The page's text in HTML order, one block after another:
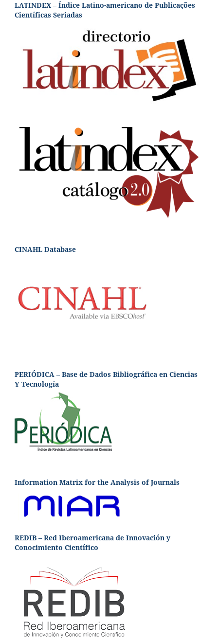
LATINDEX – Índice Latino-americano de Publicações
Científicas Seriadas
CINAHL Database
PERIÓDICA – Base de Dados Bibliográfica en Ciencias
Y Tecnología
Information Matrix for the Analysis of Journals
REDIB – Red Iberoamericana de Innovación y
Conocimiento Científico